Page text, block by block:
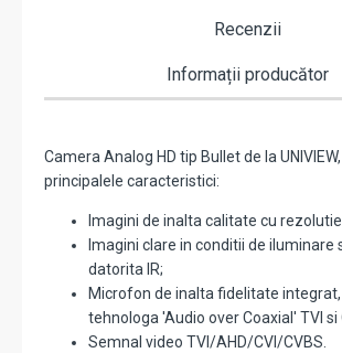
Recenzii
Informații producător
Camera Analog HD tip Bullet de la
principalele caracteristici:
Imagini de inalta calitate cu
Imagini clare in conditii de iluminare
datorita IR;
Microfon de inalta fidelitate
tehnologa 'Audio over Coaxial' TVI si
Semnal video TVI/AHD/CVI/CVBS.